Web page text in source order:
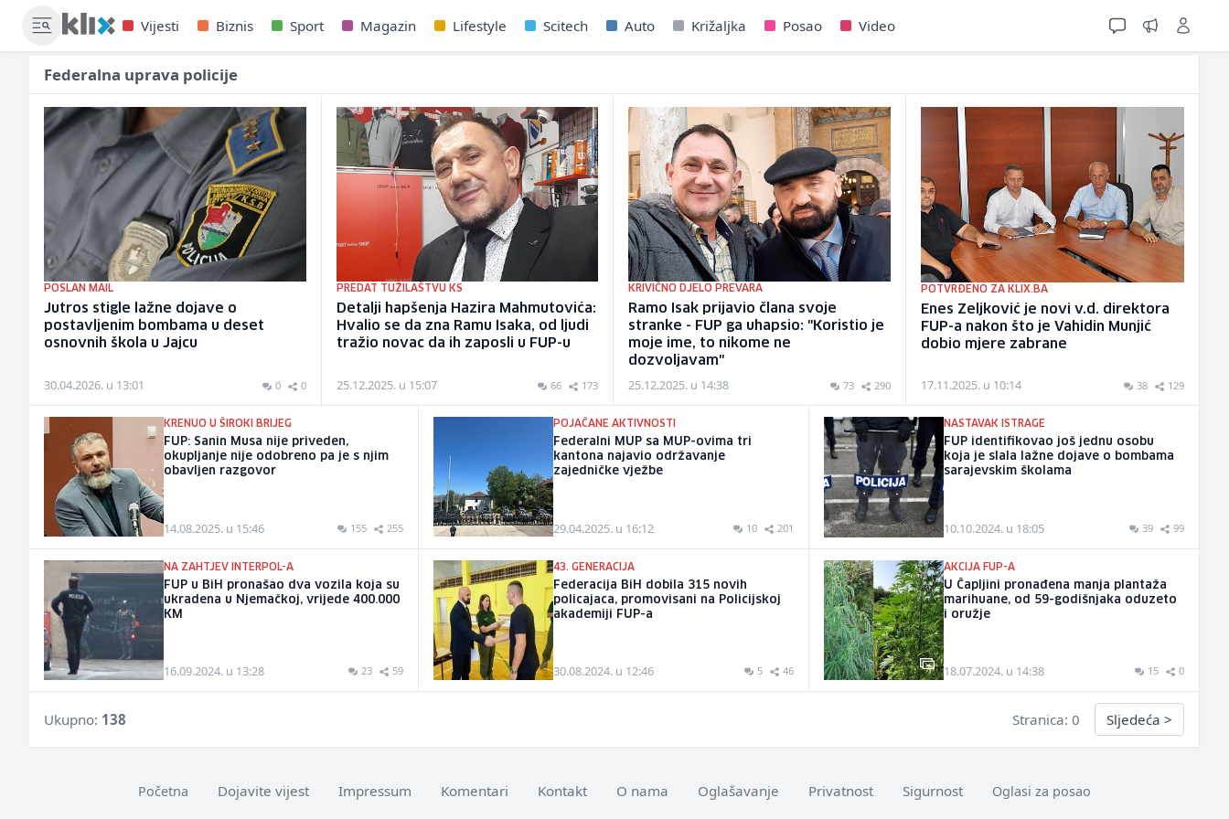
Vijesti Biznis Sport Magazin Lifestyle Scitech Auto Križaljka Posao Video
Federalna uprava policije
POSLAN MAIL
Jutros stigle lažne dojave o
postavljenim bombama u deset
osnovnih škola u Jajcu
30.04.2026. u 13:01 0 0
PREDAT TUŽILAŠTVU KS
Detalji hapšenja Hazira Mahmutovića:
Hvalio se da zna Ramu Isaka, od ljudi
tražio novac da ih zaposli u FUP-u
25.12.2025. u 15:07 66 173
KRIVIČNO DJELO PREVARA
Ramo Isak prijavio člana svoje
stranke - FUP ga uhapsio: "Koristio je
moje ime, to nikome ne
dozvoljavam"
25.12.2025. u 14:38 73 290
POTVRĐENO ZA KLIX.BA
Enes Zeljković je novi v.d. direktora
FUP-a nakon što je Vahidin Munjić
dobio mjere zabrane
17.11.2025. u 10:14 38 129
KRENUO U ŠIROKI BRIJEG
FUP: Sanin Musa nije priveden,
okupljanje nije odobreno pa je s njim
obavljen razgovor
14.08.2025. u 15:46 155 255
POJAČANE AKTIVNOSTI
Federalni MUP sa MUP-ovima tri
kantona najavio održavanje
zajedničke vježbe
29.04.2025. u 16:12 10 201
NASTAVAK ISTRAGE
FUP identifikovao još jednu osobu
koja je slala lažne dojave o bombama
sarajevskim školama
10.10.2024. u 18:05 39 99
NA ZAHTJEV INTERPOL-A
FUP u BiH pronašao dva vozila koja su
ukradena u Njemačkoj, vrijede 400.000
KM
16.09.2024. u 13:28 23 59
43. GENERACIJA
Federacija BiH dobila 315 novih
policajaca, promovisani na Policijskoj
akademiji FUP-a
30.08.2024. u 12:46 5 46
AKCIJA FUP-A
U Čapljini pronađena manja plantaža
marihuane, od 59-godišnjaka oduzeto
i oružje
18.07.2024. u 14:38 15 0
Ukupno: 138 Stranica: 0 Sljedeća >
Početna Dojavite vijest Impressum Komentari Kontakt O nama Oglašavanje Privatnost Sigurnost Oglasi za posao